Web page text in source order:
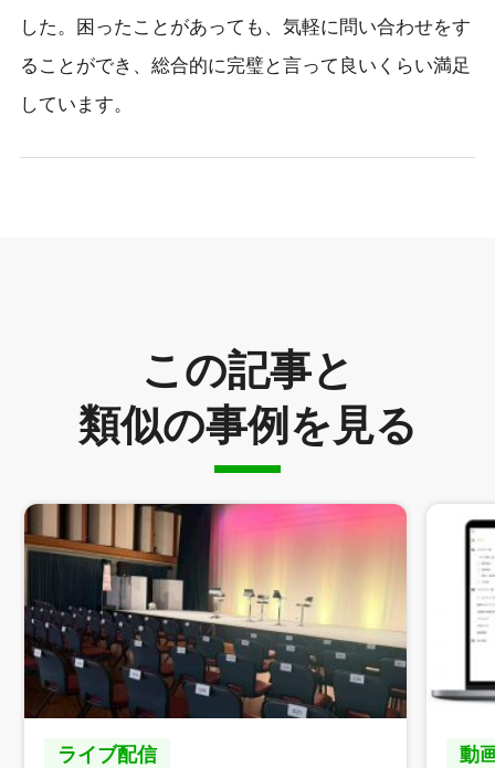
した。困ったことがあっても、気軽に問い合わせをす
ることができ、総合的に完璧と言って良いくらい満足
しています。
この記事と
類似の事例を見る
ライブ配信
動